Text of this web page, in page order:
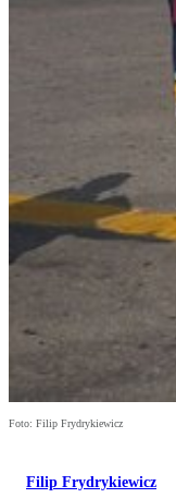
Foto: Filip Frydrykiewicz
Filip Frydrykiewicz